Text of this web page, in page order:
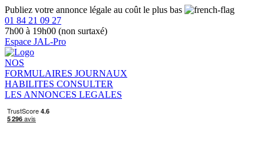
Publiez votre annonce légale au coût le plus bas
01 84 21 09 27
7h00 à 19h00 (non surtaxé)
Espace JAL-Pro
NOS
FORMULAIRES JOURNAUX
HABILITES CONSULTER
LES ANNONCES LEGALES